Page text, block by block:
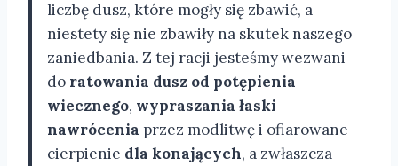
liczbę dusz, które mogły się zbawić, a
niestety się nie zbawiły na skutek naszego
zaniedbania. Z tej racji jesteśmy wezwani
do ratowania dusz od potępienia
wiecznego, wypraszania łaski
nawrócenia przez modlitwę i ofiarowane
cierpienie dla konających, a zwłaszcza